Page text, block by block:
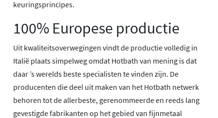
keuringsprincipes.
100% Europese productie
Uit kwaliteitsoverwegingen vindt de productie volledig in
Italië plaats simpelweg omdat Hotbath van mening is dat
daar ’s werelds beste specialisten te vinden zijn. De
producenten die deel uit maken van het Hotbath netwerk
behoren tot de allerbeste, gerenommeerde en reeds lang
gevestigde fabrikanten op het gebied van fijnmetaal